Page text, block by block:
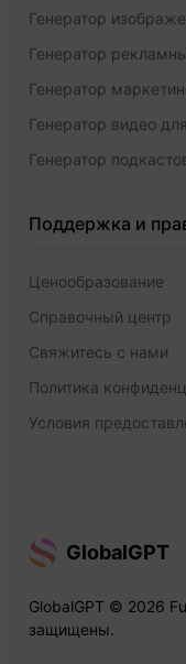
Генератор
Генератор
Генератор
Генератор видео
Генератор
Поддержка и
Ценообразование
Справочный центр
Свяжитесь с нами
Политика
Условия
GlobalGPT
GlobalGPT © 2026
защищены.